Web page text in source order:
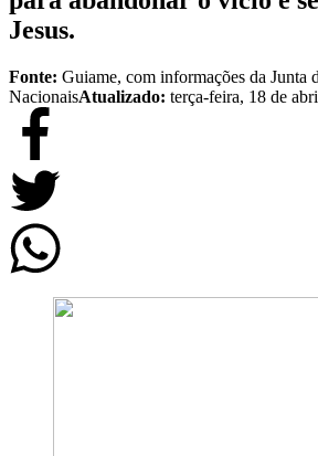
Jesus.
Fonte: Guiame, com informações da Junta
NacionaisAtualizado: terça-feira, 18 de